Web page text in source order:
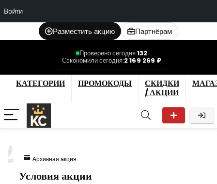
Войти
Разместить акцию Партнёрам
Проверено сегодня:132
Сэкономили сегодня:2 169 269 ₽
КАТЕГОРИИ ПРОМОКОДЫ
СКИДКИ
/ АКЦИИ
Архивная акция
Условия акции